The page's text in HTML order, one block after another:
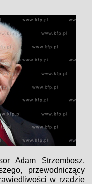
Adam Strzembosz,
przewodniczący
w rządzie